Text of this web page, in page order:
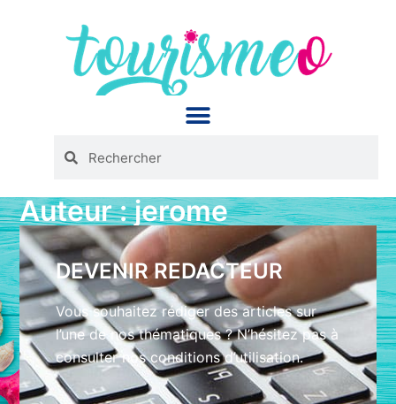
Auteur :jerome
DEVENIR REDACTEUR
Vous souhaitez rédiger des articles sur
l’une de nos thématiques ? N’hésitez pas à
consulter nos conditions d’utilisation.